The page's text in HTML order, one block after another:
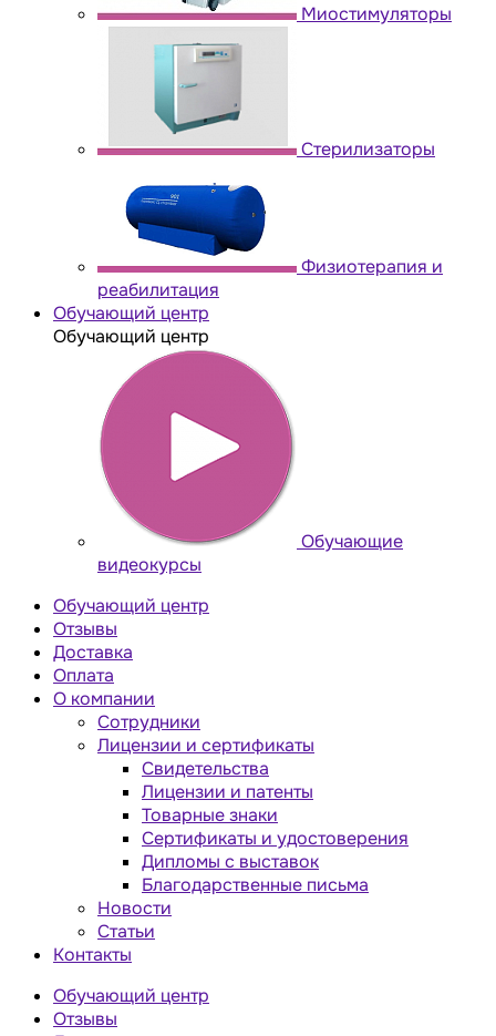
Миостимуляторы
Стерилизаторы
Физиотерапия и
реабилитация
Обучающий центр
Обучающий центр
Обучающие
видеокурсы
Обучающий центр
Отзывы
Доставка
Оплата
О компании
Сотрудники
Лицензии и сертификаты
Свидетельства
Лицензии и патенты
Товарные знаки
Сертификаты и удостоверения
Дипломы с выставок
Благодарственные письма
Новости
Статьи
Контакты
Обучающий центр
Отзывы